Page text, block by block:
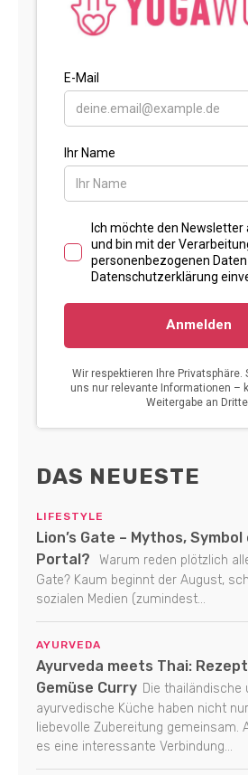
DAS NEUESTE
LIFESTYLE
Lion’s Gate – Mythos,
Portal?
Warum reden plötzlich
Gate? Kaum beginnt der August,
sozialen Medien (zumindest...
AYURVEDA
Ayurveda meets Thai:
Gemüse Curry Die thailändische
ayurvedische Küche haben nicht
liebevolle Zubereitung gemeinsam.
es eine interessante Verbindung...